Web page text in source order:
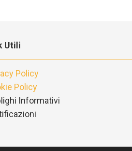
Utili
Policy
Policy
Informativi